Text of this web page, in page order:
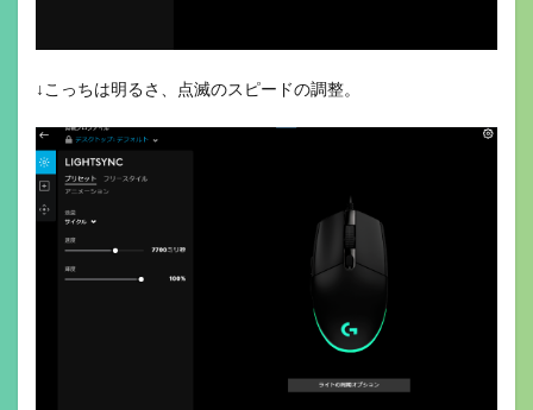
↓こっちは明るさ、点滅のスピードの調整。